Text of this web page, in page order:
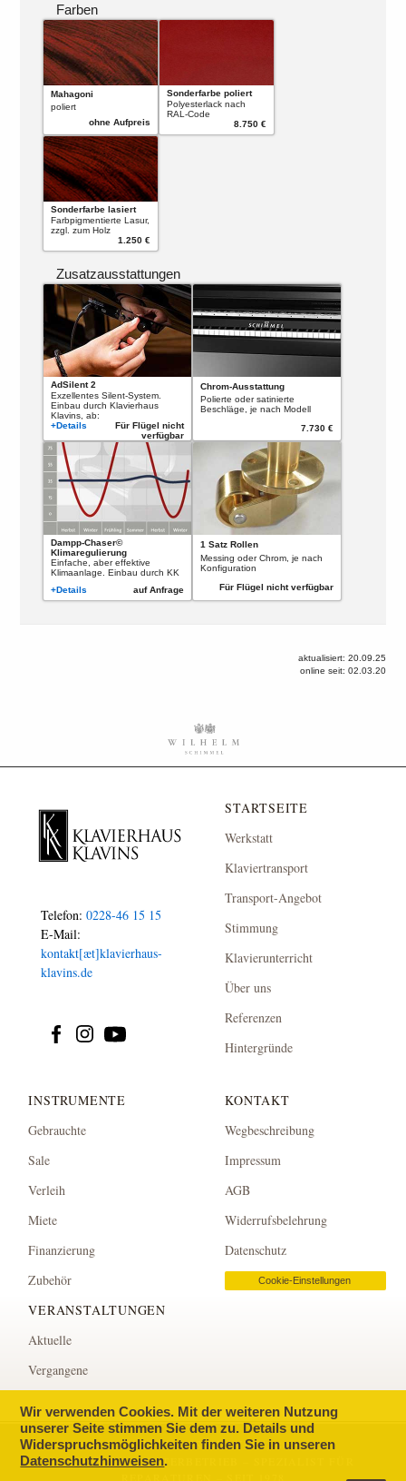
Farben
Mahagoni
poliert
ohne Aufpreis
Sonderfarbe poliert
Polyesterlack nach
RAL-Code
8.750 €
Sonderfarbe lasiert
Farbpigmentierte Lasur,
zzgl. zum Holz
1.250 €
Zusatzausstattungen
AdSilent 2
Exzellentes Silent-System.
Einbau durch Klavierhaus
Klavins, ab:
+Details
Für Flügel nicht
verfügbar
Chrom-Ausstattung
Polierte oder satinierte
Beschläge, je nach Modell
7.730 €
Dampp-Chaser©
Klimaregulierung
Einfache, aber effektive
Klimaanlage. Einbau durch KK
+Details
auf Anfrage
1 Satz Rollen
Messing oder Chrom, je nach
Konfiguration
Für Flügel nicht verfügbar
aktualisiert: 20.09.25
online seit: 02.03.20
Telefon:0228-46 15 15
E-Mail:
kontakt[æt]klavierhaus-
klavins.de
STARTSEITE
Werkstatt
Klaviertransport
Transport-Angebot
Stimmung
Klavierunterricht
Über uns
Referenzen
Hintergründe
INSTRUMENTE
Gebrauchte
Sale
Verleih
Miete
Finanzierung
Zubehör
VERANSTALTUNGEN
Aktuelle
Vergangene
KONTAKT
Wegbeschreibung
Impressum
AGB
Widerrufsbelehrung
Datenschutz
Cookie-Einstellungen
© KLAVIERHAUS KLAVINS , BONN.
KLAVIERBAUMEISTERBETRIEB – SPEZIALIST FÜR
Wir verwenden Cookies. Mit der weiteren Nutzung
unserer Seite stimmen Sie dem zu. Details und
Widerspruchsmöglichkeiten finden Sie in unseren
Datenschutzhinweisen.